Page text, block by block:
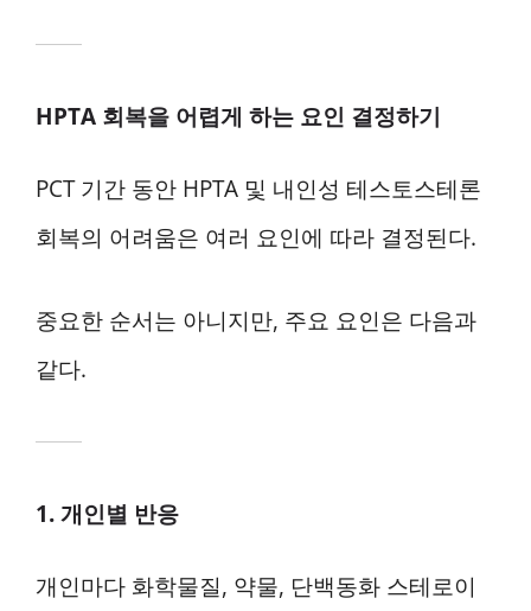
HPTA 회복을 어렵게 하는 요인 결정하기
PCT 기간 동안 HPTA 및 내인성 테스토스테론
회복의 어려움은 여러 요인에 따라 결정된다.
중요한 순서는 아니지만, 주요 요인은 다음과
같다.
1. 개인별 반응
개인마다 화학물질, 약물, 단백동화 스테로이